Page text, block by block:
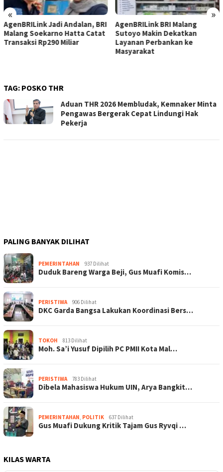
« »
AgenBRILink Jadi Andalan, BRI
Malang Soekarno Hatta Catat
Transaksi Rp290 Miliar
AgenBRILink BRI Malang
Sutoyo Makin Dekatkan
Layanan Perbankan ke
Masyarakat
TAG: POSKO THR
Aduan THR 2026 Membludak, Kemnaker Minta
Pengawas Bergerak Cepat Lindungi Hak
Pekerja
PALING BANYAK DILIHAT
PEMERINTAHAN 937 Dilihat
Duduk Bareng Warga Beji, Gus Muafi Komis…
PERISTIWA 906 Dilihat
DKC Garda Bangsa Lakukan Koordinasi Bers…
TOKOH 813 Dilihat
Moh. Sa’i Yusuf Dipilih PC PMII Kota Mal…
PERISTIWA 783 Dilihat
Dibela Mahasiswa Hukum UIN, Arya Bangkit…
PEMERINTAHAN, POLITIK 637 Dilihat
Gus Muafi Dukung Kritik Tajam Gus Ryvqi …
KILAS WARTA